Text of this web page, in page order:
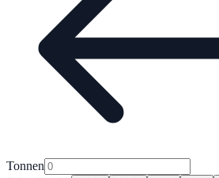
Tonnen